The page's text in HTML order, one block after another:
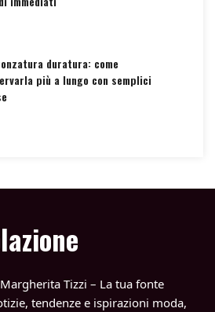
duratura: come
più a lungo con semplici
Tizzi – La tua fonte
tendenze e ispirazioni moda,